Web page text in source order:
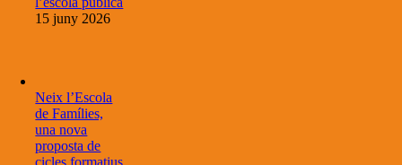
15 juny 2026
Neix l’Escola
de Famílies,
una nova
proposta de